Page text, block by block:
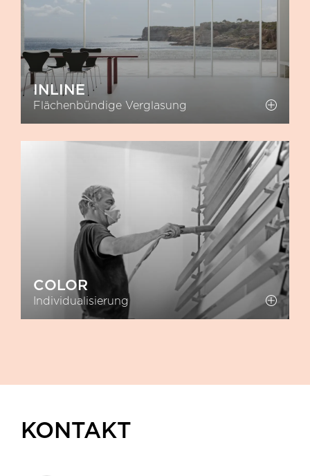
INLINE
Flächenbündige Verglasung
COLOR
Individualisierung
KONTAKT